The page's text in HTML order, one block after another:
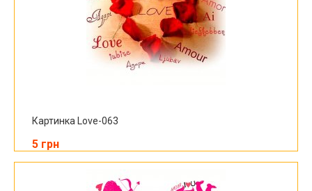
Картинка Love-063
5 грн